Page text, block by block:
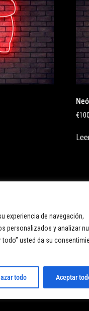
experiencia de navegación,
personalizados y analizar
todo” usted da su
todo Aceptar
€